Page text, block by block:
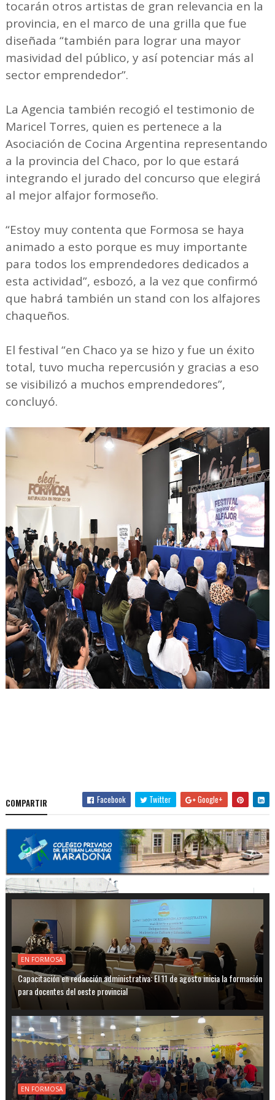
tocarán otros artistas de gran relevancia en la
provincia, en el marco de una grilla que fue
diseñada “también para lograr una mayor
masividad del público, y así potenciar más al
sector emprendedor”.
La Agencia también recogió el testimonio de
Maricel Torres, quien es pertenece a la
Asociación de Cocina Argentina representando
a la provincia del Chaco, por lo que estará
integrando el jurado del concurso que elegirá
al mejor alfajor formoseño.
“Estoy muy contenta que Formosa se haya
animado a esto porque es muy importante
para todos los emprendedores dedicados a
esta actividad”, esbozó, a la vez que confirmó
que habrá también un stand con los alfajores
chaqueños.
El festival “en Chaco ya se hizo y fue un éxito
total, tuvo mucha repercusión y gracias a eso
se visibilizó a muchos emprendedores”,
concluyó.
COMPARTIR Facebook Twitter Google+
EN FORMOSA
Capacitación en redacción administrativa: El 11 de agosto inicia la formación
para docentes del oeste provincial
EN FORMOSA